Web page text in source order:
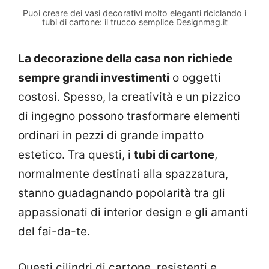
Puoi creare dei vasi decorativi molto eleganti riciclando i
tubi di cartone: il trucco semplice Designmag.it
La decorazione della casa non richiede
sempre grandi investimenti o oggetti
costosi. Spesso, la creatività e un pizzico
di ingegno possono trasformare elementi
ordinari in pezzi di grande impatto
estetico. Tra questi, i tubi di cartone,
normalmente destinati alla spazzatura,
stanno guadagnando popolarità tra gli
appassionati di interior design e gli amanti
del fai-da-te.